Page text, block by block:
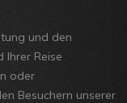
und den
Ihrer Reise
oder
Besuchern unserer